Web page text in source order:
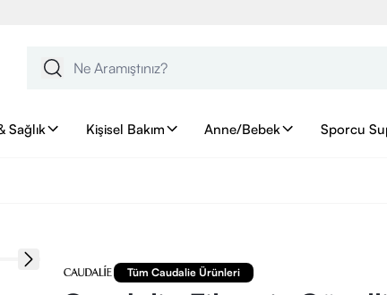
Sağlık Kişisel Bakım Anne/Bebek Sporcu
Tüm Caudalie Ürünleri